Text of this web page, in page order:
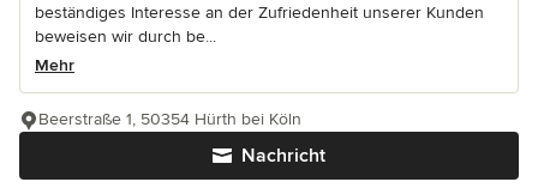
beständiges Interesse an der Zufriedenheit unserer Kunden
beweisen wir durch be...
Mehr
Nachricht
Beerstraße 1, 50354 Hürth bei Köln